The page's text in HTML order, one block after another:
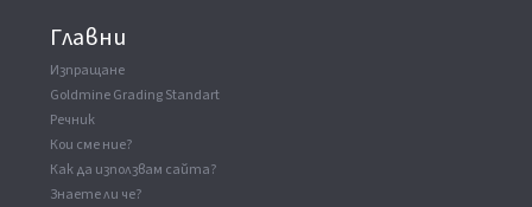
Главни
Изпращане
Goldmine Grading Standart
Речник
Кои сме ние?
Как да използвам сайта?
Знаете ли че?